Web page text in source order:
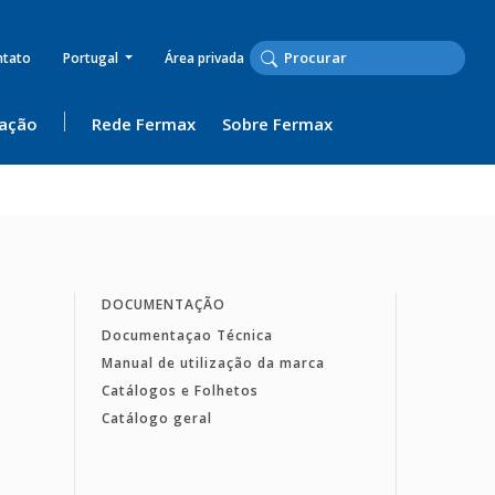
Portugal Área privada
Rede Fermax Sobre Fermax
DOCUMENTAÇÃO
Documentaçao Técnica
Manual de utilização da marca
Catálogos e Folhetos
Catálogo geral